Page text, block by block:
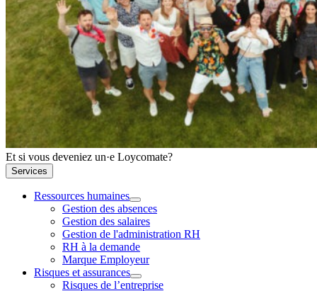
Et si vous deveniez un·e Loycomate?
Services
Ressources humaines
Gestion des absences
Gestion des salaires
Gestion de l'administration RH
RH à la demande
Marque Employeur
Risques et assurances
Risques de l’entreprise